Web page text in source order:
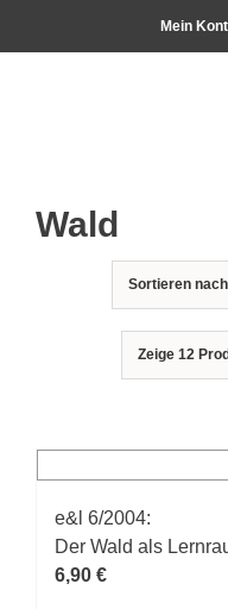
Mein
Wald
Sortieren nach
Zeige 12
e&l 6/2004:
Der Wald als
6,90 €